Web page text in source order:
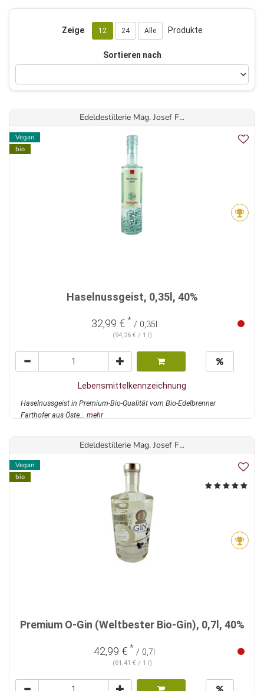
Zeige 12 24 Alle Produkte
Sortieren nach
Edeldestillerie Mag. Josef F...
Vegan
bio
Haselnussgeist, 0,35l, 40%
32,99 € * / 0,35l
(94,26 € / 1 l)
Lebensmittelkennzeichnung
Haselnussgeist in Premium-Bio-Qualität vom Bio-Edelbrenner
Farthofer aus Öste... mehr
Edeldestillerie Mag. Josef F...
Vegan
bio
Premium O-Gin (Weltbester Bio-Gin), 0,7l, 40%
42,99 € * / 0,7l
(61,41 € / 1 l)